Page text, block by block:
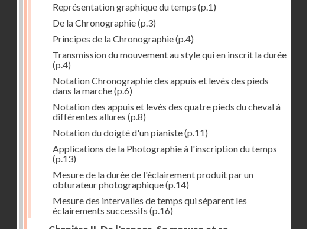
Représentation graphique du temps (p.1)
De la Chronographie(p.3)
Principes de la Chronographie(p.4)
Transmission du mouvement au style qui en inscrit la durée
(p.4)
Notation Chronographie des appuis et levés des pieds
dans la marche(p.6)
Notation des appuis et levés des quatre pieds du cheval à
différentes allures (p.8)
Notation du doigté d'un pianiste(p.11)
Applications de la Photographie à l'inscription du temps
(p.13)
Mesure de la durée de l'éclairement produit par un
obturateur photographique(p.14)
Mesure des intervalles de temps qui séparent les
éclairements successifs (p.16)